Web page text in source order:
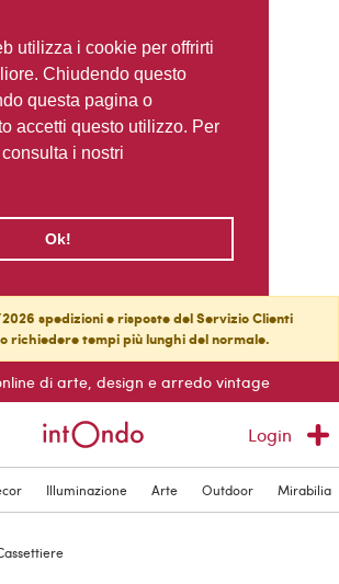
utilizza i cookie per offrirti
Chiudendo questo
questa pagina o
accetti questo utilizzo. Per
i nostri
Ok!
spedizioni e risposte del Servizio Clienti
richiedere tempi più lunghi del normale.
di arte, design e arredo vintage
Login
Illuminazione Arte Outdoor Mirabilia